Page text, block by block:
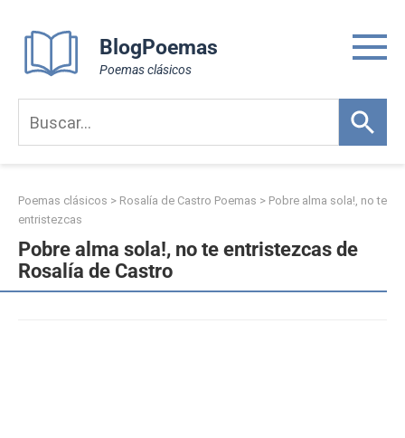
content
BlogPoemas
Poemas clásicos
Poemas clásicos > Rosalía de Castro Poemas > Pobre alma sola!, no te
entristezcas
Pobre alma sola!, no te entristezcas de
Rosalía de Castro